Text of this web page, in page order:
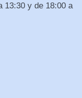
13:30 y de 18:00 a